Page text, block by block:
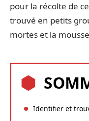
pour la récolte de
trouvé en petits
mortes et la
Identifier et